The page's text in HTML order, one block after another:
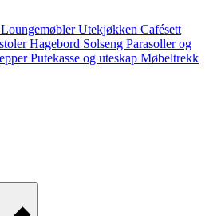
LoungemøblerUtekjøkken Cafésett
Hagebord Solseng Parasoller og
Putekasse og uteskap Møbeltrekk